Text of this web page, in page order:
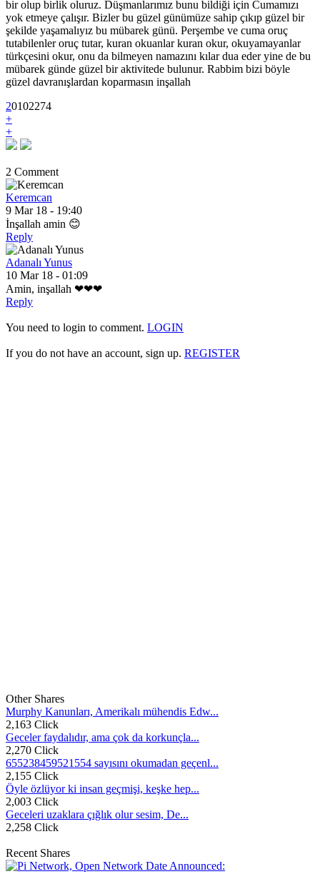
bir olup birlik oluruz. Düşmanlarımız bunu bildiği için Cumamızı
yok etmeye çalışır. Bizler bu güzel günümüze sahip çıkıp güzel bir
şekilde yaşamalıyız bu mübarek günü. Perşembe ve cuma oruç
tutabilenler oruç tutar, kuran okuanlar kuran okur, okuyamayanlar
türkçesini okur, onu da bilmeyen namazını kılar dua eder yine de bu
mübarek günde güzel bir aktivitede bulunur. Rabbim bizi böyle
güzel davranışlardan koparmasın inşallah
20102274
+
+
2 Comment
Keremcan
9 Mar 18 - 19:40
İnşallah amin 😊
Reply
Adanalı Yunus
10 Mar 18 - 01:09
Amin, inşallah ❤❤❤
Reply
You need to login to comment. LOGIN
If you do not have an account, sign up. REGISTER
Other Shares
Murphy Kanunları, Amerikalı mühendis Edw...
2,163 Click
Geceler faydalıdır, ama çok da korkunçla...
2,270 Click
655238459521554 sayısını okumadan geçenl...
2,155 Click
Öyle özlüyor ki insan geçmişi, keşke hep...
2,003 Click
Geceleri uzaklara çığlık olur sesim, De...
2,258 Click
Recent Shares